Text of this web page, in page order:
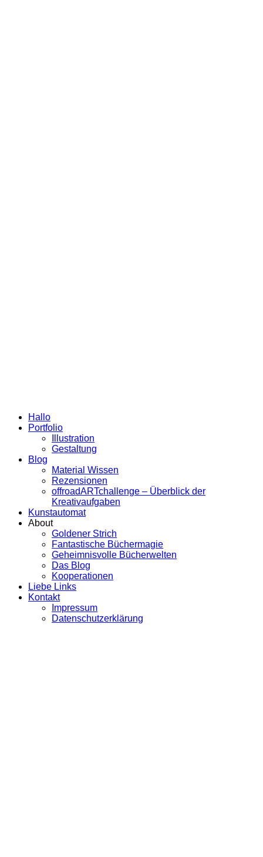
Hallo
Portfolio
Illustration
Gestaltung
Blog
Material Wissen
Rezensionen
offroadARTchallenge – Überblick der
Kreativaufgaben
Kunstautomat
About
Goldener Strich
Fantastische Büchermagie
Geheimnisvolle Bücherwelten
Das Blog
Kooperationen
Liebe Links
Kontakt
Impressum
Datenschutzerklärung